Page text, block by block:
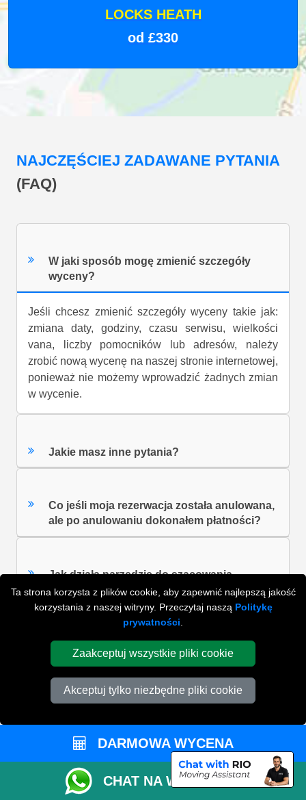
Ta strona korzysta z plików cookie, aby zapewnić najlepszą jakość
korzystania z naszej witryny. Przeczytaj naszą Politykę
prywatności
Zaakceptuj wszystkie pliki cookie
Akceptuj tylko niezbędne pliki cookie
LOCKS HEATH
od £330
NAJCZĘŚCIEJ ZADAWANE PYTANIA
(FAQ)
W jaki sposób mogę zmienić szczegóły
wyceny?
Jeśli chcesz zmienić szczegóły wyceny takie jak:
zmiana daty, godziny, czasu serwisu, wielkości
vana, liczby pomocników lub adresów, należy
zrobić nową wycenę na naszej stronie internetowej,
ponieważ nie możemy wprowadzić żadnych zmian
w wycenie.
Jakie masz inne pytania?
Co jeśli moja rezerwacja została anulowana,
ale po anulowaniu dokonałem płatności?
Jak działa narzędzie do szacowania
rozmiarów Vana?
Czy jest ograniczenie wagowe, jeśli pakuję
swoje pudełka samodzielnie?
WYSZUKAJ W NAJCZĘŚCIEJ ZADAWANYCH
PYTANIACH
DARMOWA WYCENA
CHAT NA WHATSAPP